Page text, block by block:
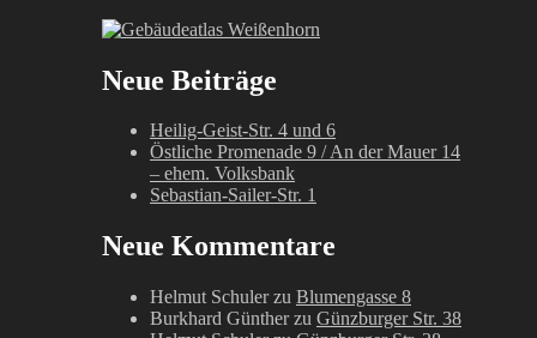
Neue Beiträge
Heilig-Geist-Str. 4 und 6
Östliche Promenade 9 / An der Mauer 14
– ehem. Volksbank
Sebastian-Sailer-Str. 1
Neue Kommentare
Helmut Schulerzu Blumengasse 8
Burkhard Güntherzu Günzburger Str. 38